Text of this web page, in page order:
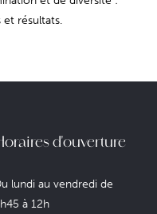
et résultats.
d'ouverture
lundi au vendredi de
à 12h